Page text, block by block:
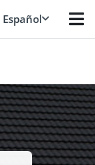
Español